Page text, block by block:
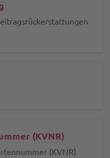
(KVNR)
(KVNR)